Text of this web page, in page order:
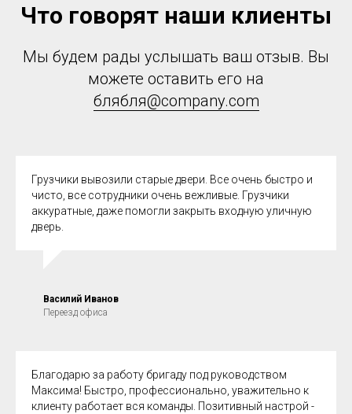
Что говорят наши клиенты
Мы будем рады услышать ваш отзыв. Вы
можете оставить его на
блябля@company.com
Грузчики вывозили старые двери. Все очень быстро и
чисто, все сотрудники очень вежливые. Грузчики
аккуратные, даже помогли закрыть входную уличную
дверь.
Василий Иванов
Переезд офиса
Благодарю за работу бригаду под руководством
Максима! Быстро, профессионально, уважительно к
клиенту работает вся команды. Позитивный настрой -